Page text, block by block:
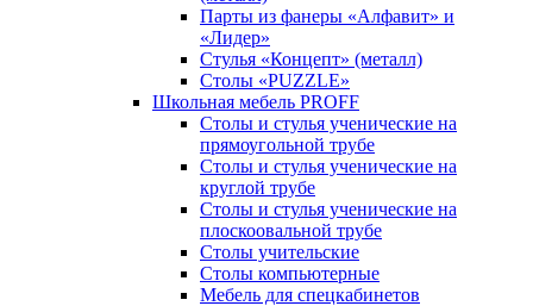
Парты из фанеры «Алфавит» и
«Лидер»
Стулья «Концепт» (металл)
Столы «PUZZLE»
Школьная мебель PROFF
Столы и стулья ученические на
прямоугольной трубе
Столы и стулья ученические на
круглой трубе
Столы и стулья ученические на
плоскоовальной трубе
Столы учительские
Столы компьютерные
Мебель для спецкабинетов